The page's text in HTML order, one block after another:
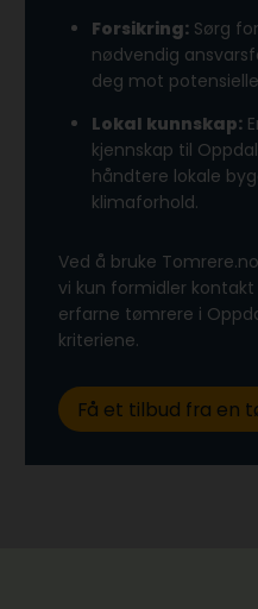
Forsikring: Sørg
nødvendig
deg mot
Lokal kunnskap:
kjennskap til
håndtere lokale
klimaforhold.
Ved å bruke
vi kun formidler
erfarne tømrere i
kriteriene.
Få et tilbud fra en